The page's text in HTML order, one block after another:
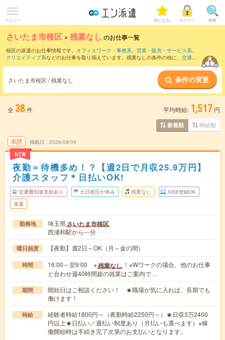
メニュー 気になる! ログイン 検索
さいたま市桜区 ×残業なし のお仕事一覧
桜区の派遣のお仕事情報です。 オフィスワーク・事務系、 営業・販売・サービス系、
クリエイティブ系などのお仕事を取り揃えています。残業なしの条件の他に、 交通費
さいたま市桜区 / 残業なし 条件の変更
全 38件 平均時給: 1,517 円
新着順 時給順
未読
NEW
掲載日 2026/08/09
夜勤＝待機多め！？【週2日で月収25.9万円】
介護スタッフ＊日払いOK!
交通費別途支給あり 土日祝日が休み 残業なし WEB登録OK
派遣
勤務地 埼玉県さいたま市桜区
西浦和駅から---分
曜日頻度 【夜勤】週2日～OK（月～金の間）
時間 16:00～翌9:00 ※残業なし ！※Wワークの場合、他のお仕事
と合わせ週40時間超の就業はご案内で…
期間
開始日はご相談ください！ ★職場が気に入れば、長期でも
働けます！
時給
経験者時給1800円～（夜勤時給2250円～）★日収3万2400
円以上★日払い／週払い制度あり（月払いも選べます）※稼
働開始時は手続き完了次第のお支払いとなります。